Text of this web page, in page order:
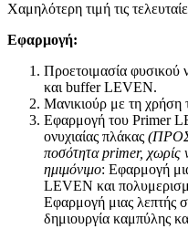
Χαμηλότερη τιμή τις
Εφαρμογή:
Προετοιμασία
και buffer LEVEN.
Μανικιούρ με τη χρήση
Εφαρμογή του Primer
ονυχιαίας πλάκας
ποσότηταprimer, χωρίς
ημιμόνιμο: Εφαρμογή
LEVEN και
Εφαρμογή μιας λεπτής
δημιουργία καμπύλης